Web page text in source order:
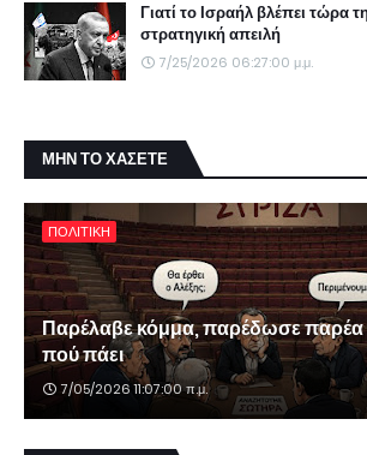
Γιατί το Ισραήλ βλέπει τώρα
στρατηγική απειλή
7/25/2026 06:27:00 μ.μ.
ΜΗΝ ΤΟ ΧΑΣΕΤΕ
ΠΟΛΙΤΙΚΗ
Παρέλαβε κόμμα, παρέδωσε παρέα
πού πάει
7/05/2026 11:07:00 π.μ.